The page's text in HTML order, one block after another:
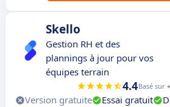
Skello
Gestion RH et des
plannings à jour pour vos
équipes terrain
4.4Basé sur
Version gratuite Essai gratuit